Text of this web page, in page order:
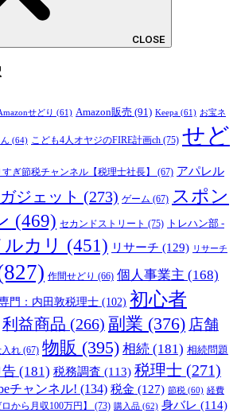
CLOSE
せどり (61) Amazon販売 (91) Keepa (61) お宝ネ
(64) こども4人オヤジのFIRE計画ch (75) せど
すぎ節税チャンネル【税理士社長】 (67) アパレル
ガジェット (273) ゲーム (67) スポン
(469) セカンドストリート (75) トレハン部 -
ルカリ (451) リサーチ (129) リサーチ
作間せどり (66) 個人事業主 (168)
門：内田敦税理士 (102) 初心者
利益商品 (266) 副業 (376) 店舗
入れ (67) 物販 (395) 相続 (181) 相続問題
(181) 税務調査 (113) 税理士 (271)
チャンネル! (134) 税金 (127) 節税 (60) 経費
から月収100万円】 (73) 購入品 (62) 身バレ (114)